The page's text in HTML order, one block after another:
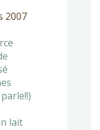
2007
lait